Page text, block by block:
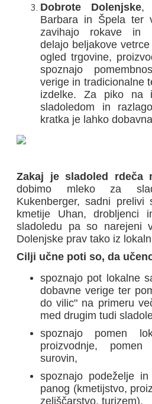
Dobrote Dolenjske,
Barbara in Špela ter
zavihajo rokave in
delajo beljakove
ogled trgovine,
spoznajo
verige in tradicionalne
izdelke. Za piko na
sladoledom in
kratka je lahko
Zakaj je sladoled rdeča
dobimo mleko za
Kukenberger, sadni
kmetije Uhan, drobljenci
sladoledu pa so narejeni
Dolenjske prav tako iz
Cilji učne poti so, da
spoznajo pot lokalne
dobavne verige ter
do vilic" na primeru
med drugim tudi
spoznajo pomen
proizvodnje,
surovin,
spoznajo podeželje
panog (kmetijstvo,
zeliščarstvo, turizem),